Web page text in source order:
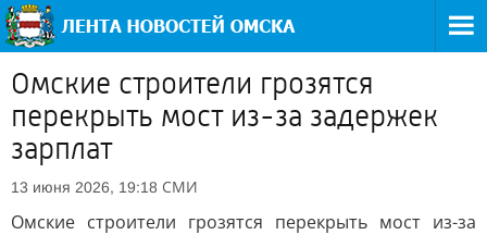
Омские строители грозятся
перекрыть мост из-за задержек
зарплат
13 июня 2026, 19:18 СМИ
Омские строители грозятся перекрыть мост из-за